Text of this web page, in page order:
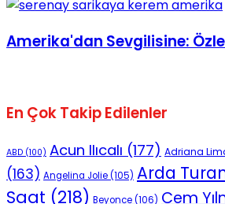
Amerika'dan Sevgilisine:
En Çok Takip Edilenler
ABD (100) Acun Ilıcalı (177) Adriana
(163) Angelina Jolie(105) Arda
Saat (218) Beyonce(106) Cem